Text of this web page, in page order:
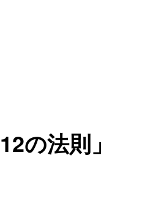
の法則」